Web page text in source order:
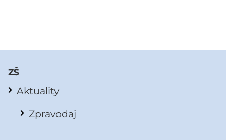
ZŠ
Aktuality
Zpravodaj